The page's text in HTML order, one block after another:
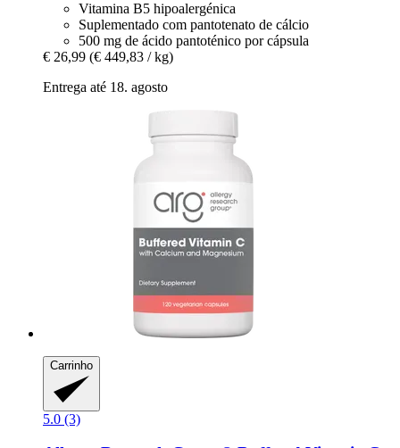
Vitamina B5 hipoalergénica
Suplementado com pantotenato de cálcio
500 mg de ácido pantoténico por cápsula
€ 26,99 (€ 449,83 / kg)
Entrega até 18. agosto
Carrinho
5.0 (3)